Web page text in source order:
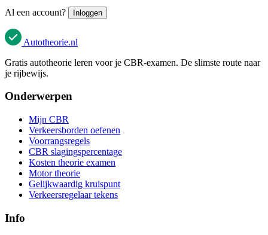
Al een account? Inloggen
Autotheorie.nl
Gratis autotheorie leren voor je CBR-examen. De slimste route naar
je rijbewijs.
Onderwerpen
Mijn CBR
Verkeersborden oefenen
Voorrangsregels
CBR slagingspercentage
Kosten theorie examen
Motor theorie
Gelijkwaardig kruispunt
Verkeersregelaar tekens
Info